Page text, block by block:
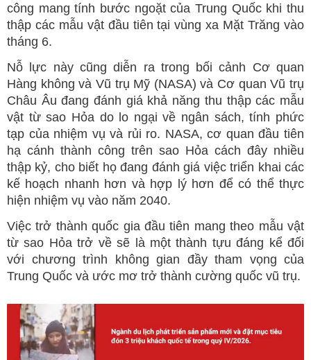
công mang tính bước ngoặt của Trung Quốc khi thu
thập các mẫu vật đầu tiên tại vùng xa Mặt Trăng vào
tháng 6.
Nỗ lực này cũng diễn ra trong bối cảnh Cơ quan
Hàng không và Vũ trụ Mỹ (NASA) và Cơ quan Vũ trụ
Châu Âu đang đánh giá khả năng thu thập các mẫu
vật từ sao Hỏa do lo ngại về ngân sách, tính phức
tạp của nhiệm vụ và rủi ro. NASA, cơ quan đầu tiên
hạ cánh thành công trên sao Hỏa cách đây nhiều
thập kỷ, cho biết họ đang đánh giá việc triển khai các
kế hoạch nhanh hơn và hợp lý hơn để có thể thực
hiện nhiệm vụ vào năm 2040.
Việc trở thành quốc gia đầu tiên mang theo mẫu vật
từ sao Hỏa trở về sẽ là một thành tựu đáng kể đối
với chương trình không gian đầy tham vọng của
Trung Quốc và ước mơ trở thành cường quốc vũ trụ.